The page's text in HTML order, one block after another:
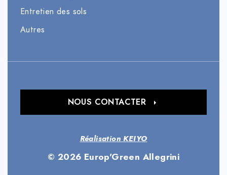
Entretien des sols
Autres
© 2026 Europ'Green Allegrini
Réalisation KEIYO
NOUS CONTACTER